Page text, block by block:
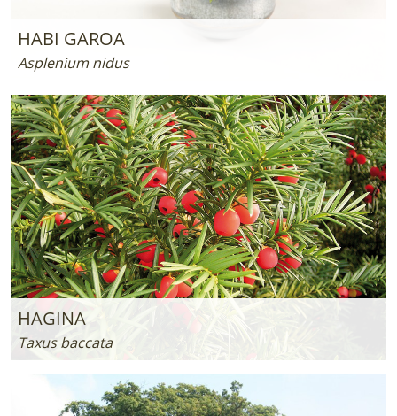
HABI GAROA
Asplenium nidus
HAGINA
Taxus baccata